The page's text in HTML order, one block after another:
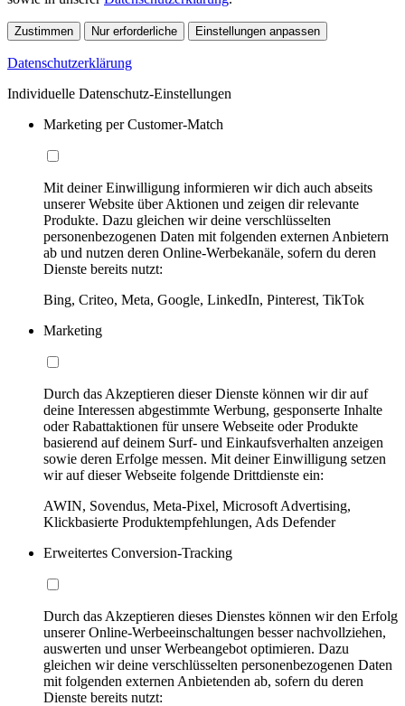
Zustimmen Nur erforderliche Einstellungen anpassen
Datenschutzerklärung
Individuelle Datenschutz-Einstellungen
Marketing per Customer-Match
Mit deiner Einwilligung informieren wir dich auch abseits
unserer Website über Aktionen und zeigen dir relevante
Produkte. Dazu gleichen wir deine verschlüsselten
personenbezogenen Daten mit folgenden externen Anbietern
ab und nutzen deren Online-Werbekanäle, sofern du deren
Dienste bereits nutzt:
Bing, Criteo, Meta, Google, LinkedIn, Pinterest, TikTok
Marketing
Durch das Akzeptieren dieser Dienste können wir dir auf
deine Interessen abgestimmte Werbung, gesponserte Inhalte
oder Rabattaktionen für unsere Webseite oder Produkte
basierend auf deinem Surf- und Einkaufsverhalten anzeigen
sowie deren Erfolge messen. Mit deiner Einwilligung setzen
wir auf dieser Webseite folgende Drittdienste ein:
AWIN, Sovendus, Meta-Pixel, Microsoft Advertising,
Klickbasierte Produktempfehlungen, Ads Defender
Erweitertes Conversion-Tracking
Durch das Akzeptieren dieses Dienstes können wir den Erfolg
unserer Online-Werbeeinschaltungen besser nachvollziehen,
auswerten und unser Werbeangebot optimieren. Dazu
gleichen wir deine verschlüsselten personenbezogenen Daten
mit folgenden externen Anbietenden ab, sofern du deren
Dienste bereits nutzt: